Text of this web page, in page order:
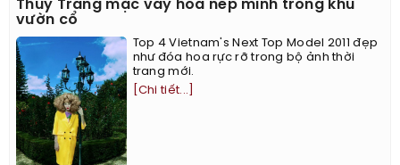
Thùy Trang mặc váy hoa nép mình trong khu
vườn cổ
Top 4 Vietnam's Next Top Model 2011 đẹp
như đóa hoa rực rỡ trong bộ ảnh thời
trang mới.
[Chi tiết...]